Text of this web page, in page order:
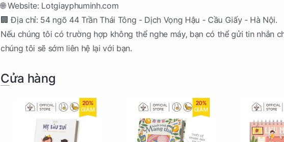
🌐 Website: Lotgiayphuminh.com
🏢 Địa chỉ: 54 ngõ 44 Trần Thái Tông - Dịch Vọng Hậu - Cầu Giấy - Hà Nội.
Nếu chúng tôi có trường hợp không thể nghe máy, bạn có thể gửi tin nhắn
chúng tôi sẽ sớm liên hệ lại với bạn.
Cửa hàng
20%
GIẢM
20%
GIẢM